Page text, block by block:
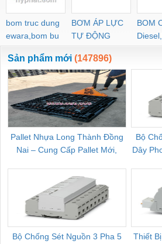
bom truc dung
ewara,bom bu
ewara
BƠM ÁP LỰC
TỰ ĐỘNG
BOM
CHUA
Sản phẩm mới (147896)
Pallet Nhựa Long Thành Đồng
Nai – Cung Cấp Pallet Mới,
Bộ
Dây
Bộ Chống Sét Nguồn 3 Pha 5
Thiết